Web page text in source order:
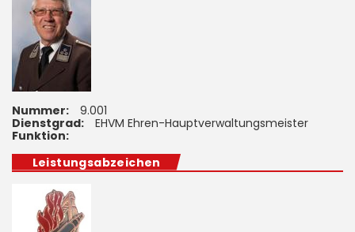
Nummer:
9.001
Dienstgrad:
EHVM Ehren-Hauptverwaltungsmeister
Funktion:
Leistungsabzeichen